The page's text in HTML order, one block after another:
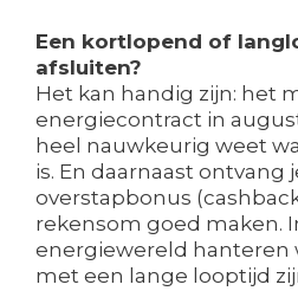
Een kortlopend of
afsluiten?
Het kan handig zijn: het
energiecontract in
heel nauwkeurig weet
is. En daarnaast ontvang
overstapbonus
rekensom goed maken.
energiewereld hanteren
met een lange looptijd